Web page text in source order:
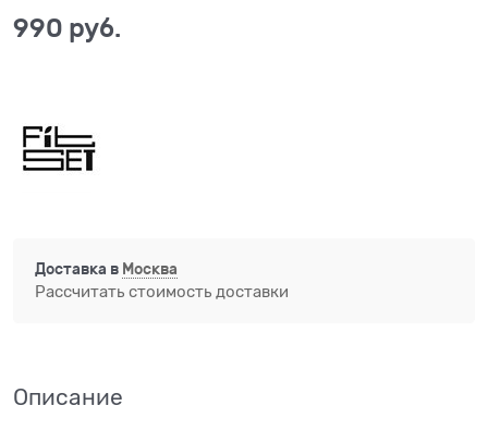
990 руб.
Доставка в Москва
Рассчитать стоимость доставки
Описание